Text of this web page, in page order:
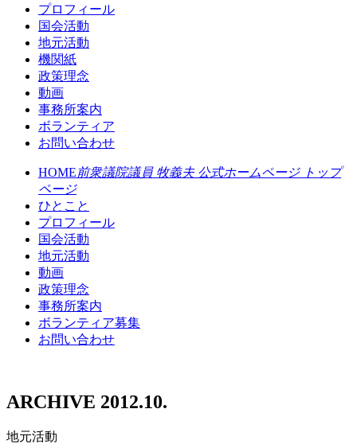
プロフィール
国会活動
地元活動
機関紙
政策理念
動画
事務所案内
ボランティア
お問い合わせ
HOME前衆議院議員 牧義夫 公式ホームページ トップ
ページ
ひとこと
プロフィール
国会活動
地元活動
動画
政策理念
事務所案内
ボランティア募集
お問い合わせ
ARCHIVE 2012.10.
地元活動